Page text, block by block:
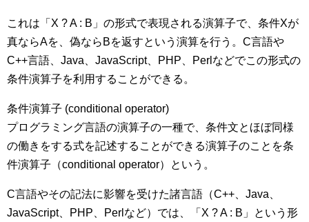
これは「X ? A : B」の形式で表現される演算子で、条件Xが
真ならAを、偽ならBを返すという演算を行う。C言語や
C++言語、Java、JavaScript、PHP、Perlなどでこの形式の
条件演算子を利用することができる。
条件演算子 (conditional operator)
プログラミング言語の演算子の一種で、条件文とほぼ同様
の働きをする式を記述することができる演算子のことを条
件演算子（conditional operator）という。
C言語やその記法に影響を受けた諸言語（C++、Java、
JavaScript、PHP、Perlなど）では、「X ? A : B」という形